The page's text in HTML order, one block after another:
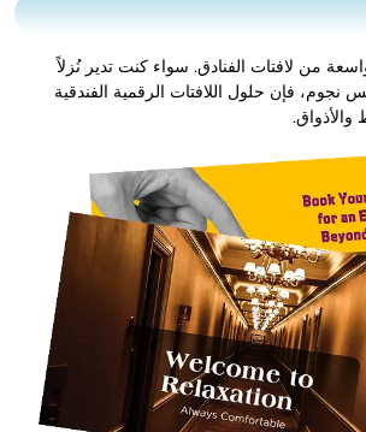
من لافتات الفنادق. سواء كنت تدير نُزلاً
نجوم، فإن حلول اللافتات الرقمية الفندقية
والأذواق.